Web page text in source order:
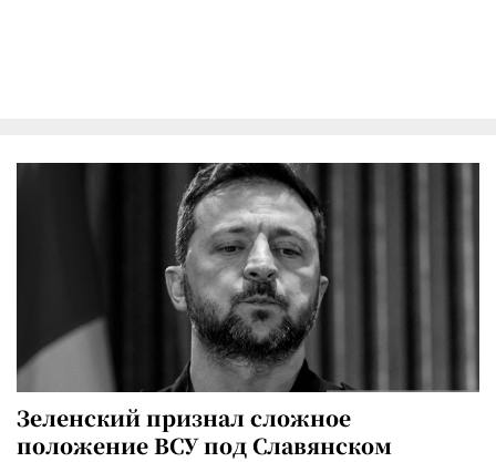
Зеленский признал сложное
положение ВСУ под Славянском